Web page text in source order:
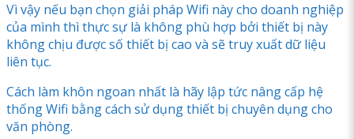
Vì vậy nếu bạn chọn giải pháp Wifi này cho doanh nghiệp
của mình thì thực sự là không phù hợp bởi thiết bị này
không chịu được số thiết bị cao và sẽ truy xuất dữ liệu
liên tục.
Cách làm khôn ngoan nhất là hãy lập tức nâng cấp hệ
thống Wifi bằng cách sử dụng thiết bị chuyên dụng cho
văn phòng.